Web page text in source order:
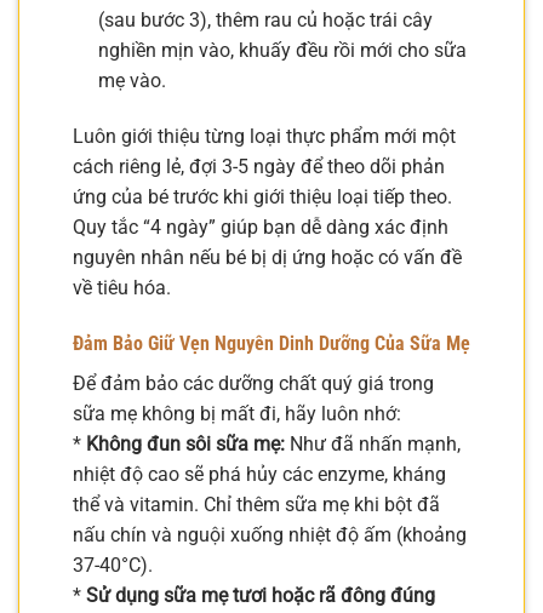
(sau bước 3), thêm rau củ hoặc trái cây
nghiền mịn vào, khuấy đều rồi mới cho sữa
mẹ vào.
Luôn giới thiệu từng loại thực phẩm mới một
cách riêng lẻ, đợi 3-5 ngày để theo dõi phản
ứng của bé trước khi giới thiệu loại tiếp theo.
Quy tắc “4 ngày” giúp bạn dễ dàng xác định
nguyên nhân nếu bé bị dị ứng hoặc có vấn đề
về tiêu hóa.
Đảm Bảo Giữ Vẹn Nguyên Dinh Dưỡng Của Sữa Mẹ
Để đảm bảo các dưỡng chất quý giá trong
sữa mẹ không bị mất đi, hãy luôn nhớ:
* Không đun sôi sữa mẹ: Như đã nhấn mạnh,
nhiệt độ cao sẽ phá hủy các enzyme, kháng
thể và vitamin. Chỉ thêm sữa mẹ khi bột đã
nấu chín và nguội xuống nhiệt độ ấm (khoảng
37-40°C).
* Sử dụng sữa mẹ tươi hoặc rã đông đúng